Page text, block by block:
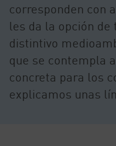
corresponden con
les da la opción
distintivo
que se contempla
concreta para los
explicamos unas